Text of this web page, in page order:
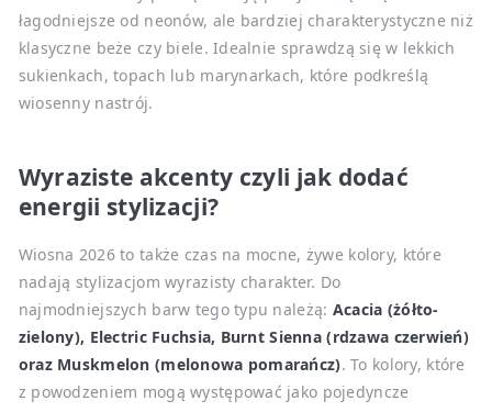
łagodniejsze od neonów, ale bardziej charakterystyczne niż
klasyczne beże czy biele. Idealnie sprawdzą się w lekkich
sukienkach, topach lub marynarkach, które podkreślą
wiosenny nastrój.
Wyraziste akcenty czyli jak dodać
energii stylizacji?
Wiosna 2026 to także czas na mocne, żywe kolory, które
nadają stylizacjom wyrazisty charakter. Do
najmodniejszych barw tego typu należą: Acacia (żółto-
zielony), Electric Fuchsia, Burnt Sienna (rdzawa czerwień)
oraz Muskmelon (melonowa pomarańcz). To kolory, które
z powodzeniem mogą występować jako pojedyncze